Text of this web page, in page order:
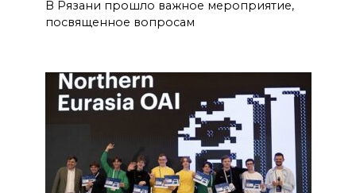
В Рязани прошло важное мероприятие,
посвященное вопросам